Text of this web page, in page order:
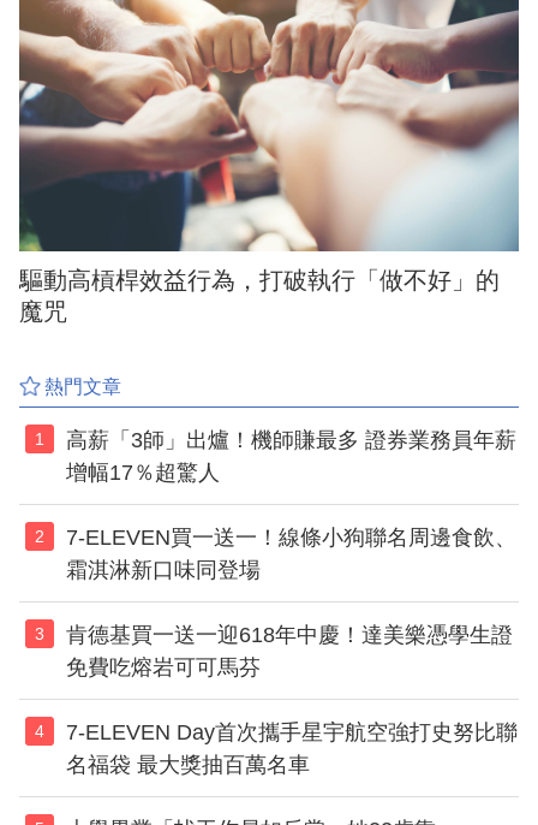
驅動高槓桿效益行為，打破執行「做不好」的
魔咒
熱門文章
1
高薪「3師」出爐！機師賺最多 證券業務員年薪
增幅17％超驚人
2
7-ELEVEN買一送一！線條小狗聯名周邊食飲、
霜淇淋新口味同登場
3
肯德基買一送一迎618年中慶！達美樂憑學生證
免費吃熔岩可可馬芬
4
7-ELEVEN Day首次攜手星宇航空強打史努比聯
名福袋 最大獎抽百萬名車